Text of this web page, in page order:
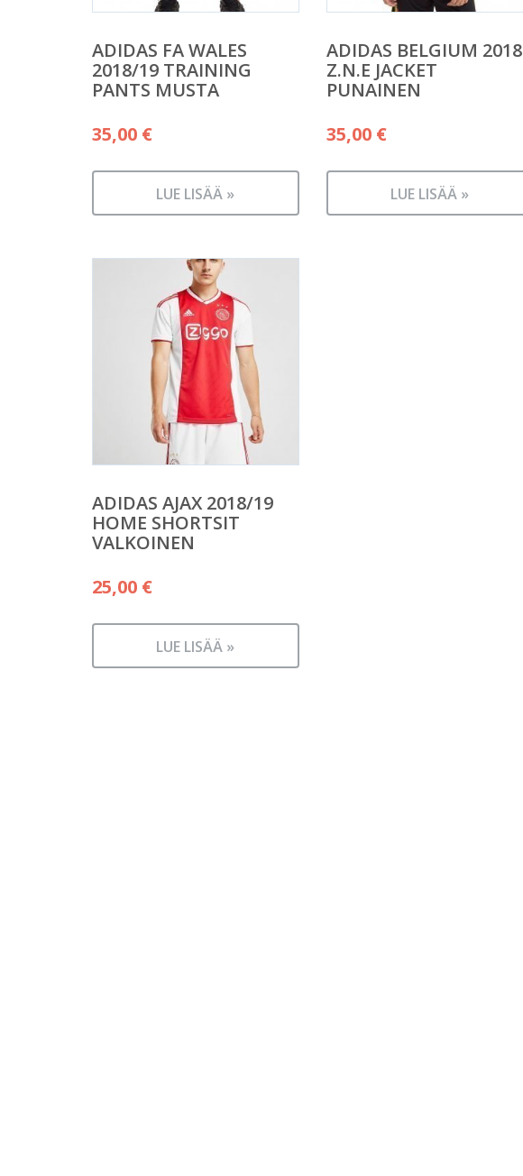
ADIDAS FA WALES
2018/19 TRAINING
PANTS MUSTA
35,00 €
LUE LISÄÄ »
ADIDAS BELGIUM 2018
Z.N.E JACKET
PUNAINEN
35,00 €
LUE LISÄÄ »
ADIDAS AJAX 2018/19
HOME SHORTSIT
VALKOINEN
25,00 €
LUE LISÄÄ »